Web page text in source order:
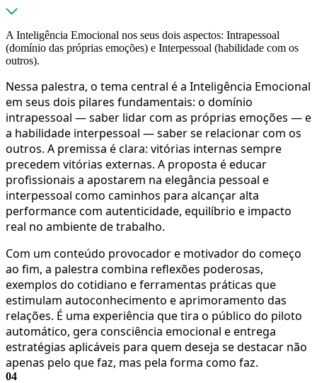
A Inteligência Emocional nos seus dois aspectos: Intrapessoal
(domínio das próprias emoções) e Interpessoal (habilidade com os
outros).
Nessa palestra, o tema central é a Inteligência Emocional
em seus dois pilares fundamentais: o domínio
intrapessoal — saber lidar com as próprias emoções — e
a habilidade interpessoal — saber se relacionar com os
outros. A premissa é clara: vitórias internas sempre
precedem vitórias externas. A proposta é educar
profissionais a apostarem na elegância pessoal e
interpessoal como caminhos para alcançar alta
performance com autenticidade, equilíbrio e impacto
real no ambiente de trabalho.
Com um conteúdo provocador e motivador do começo
ao fim, a palestra combina reflexões poderosas,
exemplos do cotidiano e ferramentas práticas que
estimulam autoconhecimento e aprimoramento das
relações. É uma experiência que tira o público do piloto
automático, gera consciência emocional e entrega
estratégias aplicáveis para quem deseja se destacar não
apenas pelo que faz, mas pela forma como faz.
04